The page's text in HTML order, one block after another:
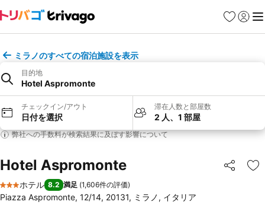
お気に入り
ログイ
メ
ミラノのすべての宿泊施設を表示
目的地
Hotel Aspromonte
チェックイン/アウト
日付を選択
滞在人数と部屋数
2 人、1 部屋
弊社への手数料が検索結果に及ぼす影響について
Hotel Aspromonte シェア
お
3 ホテルのランク
ホテル 8.2 満足 (1,606件の評価)
Piazza Aspromonte, 12/14, 20131, ミラノ, イタリア